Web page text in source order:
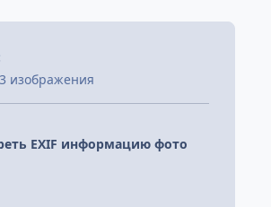
3 изображения
EXIF информацию фото